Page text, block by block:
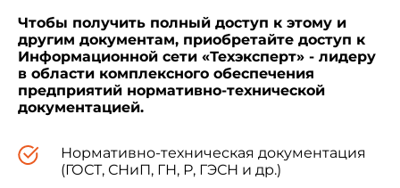
Чтобы получить полный доступ к этому и
другим документам, приобретайте доступ к
Информационной сети «Техэксперт» - лидеру
в области комплексного обеспечения
предприятий нормативно-технической
документацией.
Нормативно-техническая документация
(ГОСТ, СНиП, ГН, Р, ГЭСН и др.)